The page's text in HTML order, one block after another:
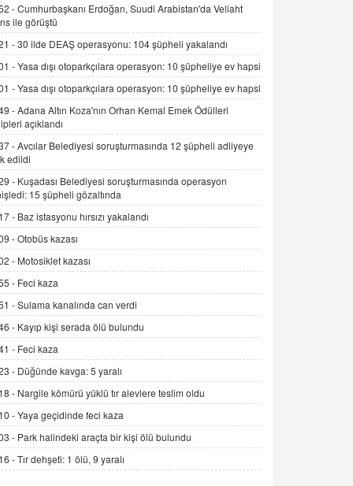
AV. DOĞAN CAN DOĞAN
Kişisel verilerin korunması ve dijital
hukukun gelişimi
15.09.2025 16:17
SEHER EREK
Kış Ayları Geldi, Hangi Önlemler
Alınmalı?
İNCİ GÜL AKÖL
Trump Keşke Adana'yı da Ziyaret Etse...
06.07.2026 13:00
ADEM AKÖL
Esed Destekçilerinin Yüzüne Vurulan
Şamar: Sednaya
11.12.2024 12:30
DR. EKREM ASLAN
Gerçek Ne, Algı Ne? "Beraber
Yürüyoruz" Cümlesinin Peşinden
19.07.2025 12:45
GÖNÜL MENEKŞE
Şifacının Yolu
04.11.2025 12:56
-Cumhurbaşkanı Erdoğan, Suudi Arabistan'da Veliaht
ile görüştü
-30 ilde DEAŞ operasyonu: 104 şüpheli yakalandı
-Yasa dışı otoparkçılara operasyon: 10 şüpheliye ev hapsi
-Yasa dışı otoparkçılara operasyon: 10 şüpheliye ev hapsi
-Adana Altın Koza'nın Orhan Kemal Emek Ödülleri
açıklandı
-Avcılar Belediyesi soruşturmasında 12 şüpheli adliyeye
edildi
- Kuşadası Belediyesi soruşturmasında operasyon
15 şüpheli gözaltında
- Baz istasyonu hırsızı yakalandı
-Otobüs kazası
- Motosiklet kazası
- Feci kaza
-Sulama kanalında can verdi
- Kayıp kişi serada ölü bulundu
- Feci kaza
- Düğünde kavga: 5 yaralı
- Nargile kömürü yüklü tır alevlere teslim oldu
-Yaya geçidinde feci kaza
- Park halindeki araçta bir kişi ölü bulundu
-Tır dehşeti: 1 ölü, 9 yaralı